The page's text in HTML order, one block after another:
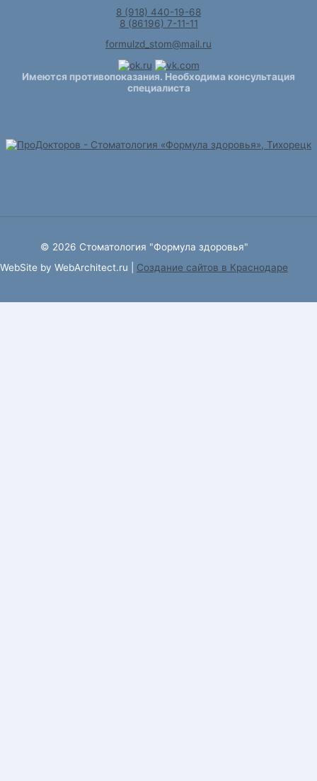
8 (918) 440-19-68
8 (86196) 7-11-11
formulzd_stom@mail.ru
Имеются противопоказания. Необходима консультация
специалиста
© 2026 Стоматология "Формула здоровья"
WebSite by WebArchitect.ru | Cоздание сайтов в Краснодаре